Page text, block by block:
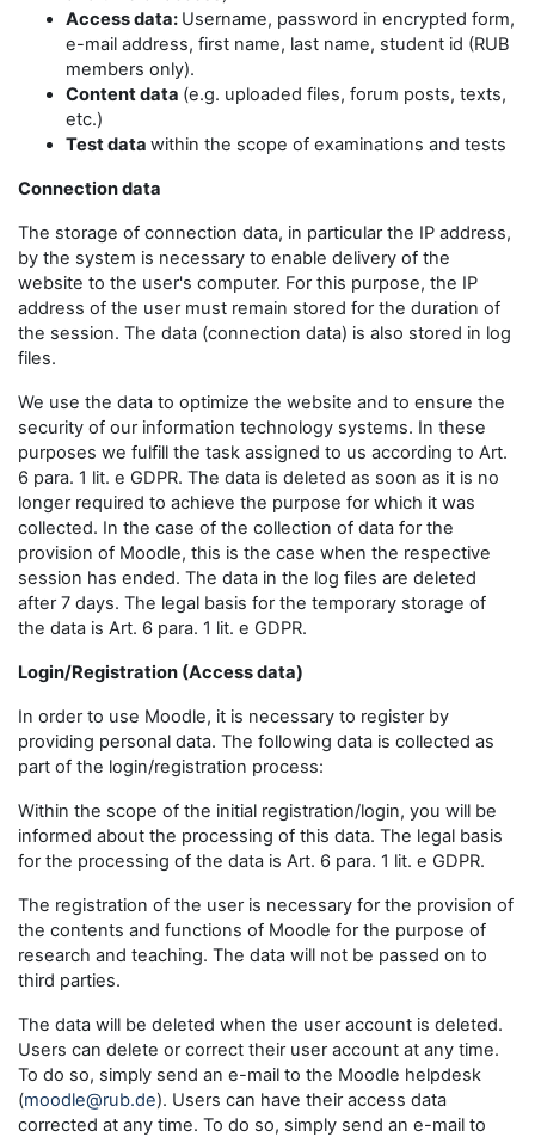
Access data: Username, password in encrypted form,
e-mail address, first name, last name, student id (RUB
members only).
Content data (e.g. uploaded files, forum posts, texts,
etc.)
Test data within the scope of examinations and tests
Connection data
The storage of connection data, in particular the IP address,
by the system is necessary to enable delivery of the
website to the user's computer. For this purpose, the IP
address of the user must remain stored for the duration of
the session. The data (connection data) is also stored in log
files.
We use the data to optimize the website and to ensure the
security of our information technology systems. In these
purposes we fulfill the task assigned to us according to Art.
6 para. 1 lit. e GDPR. The data is deleted as soon as it is no
longer required to achieve the purpose for which it was
collected. In the case of the collection of data for the
provision of Moodle, this is the case when the respective
session has ended. The data in the log files are deleted
after 7 days. The legal basis for the temporary storage of
the data is Art. 6 para. 1 lit. e GDPR.
Login/Registration (Access data)
In order to use Moodle, it is necessary to register by
providing personal data. The following data is collected as
part of the login/registration process:
Within the scope of the initial registration/login, you will be
informed about the processing of this data. The legal basis
for the processing of the data is Art. 6 para. 1 lit. e GDPR.
The registration of the user is necessary for the provision of
the contents and functions of Moodle for the purpose of
research and teaching. The data will not be passed on to
third parties.
The data will be deleted when the user account is deleted.
Users can delete or correct their user account at any time.
To do so, simply send an e-mail to the Moodle helpdesk
(moodle@rub.de). Users can have their access data
corrected at any time. To do so, simply send an e-mail to